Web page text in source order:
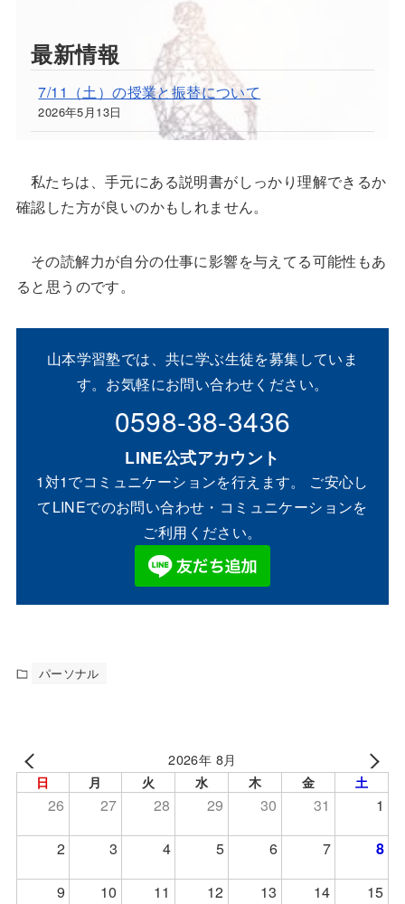
私たちは、手元にある説明書がしっかり理解できるか
確認した方が良いのかもしれません。
その読解力が自分の仕事に影響を与えてる可能性もあ
ると思うのです。
山本学習塾では、共に学ぶ生徒を募集していま
す。お気軽にお問い合わせください。
0598-38-3436
LINE公式アカウント
1対1でコミュニケーションを行えます。 ご安心し
てLINEでのお問い合わせ・コミュニケーションを
ご利用ください。
パーソナル
2026年 8月
日 月 火 水 木 金 土
26 27 28 29 30 31 1
2 3 4 5 6 7 8
9 10 11 12 13 14 15